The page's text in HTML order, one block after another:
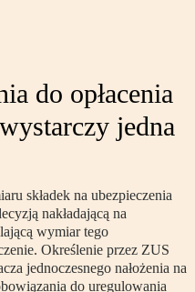
do opłacenia
jedna
składek na ubezpieczenia
nakładającą na
wymiar tego
Określenie przez ZUS
jednoczesnego nałożenia na
do uregulowania